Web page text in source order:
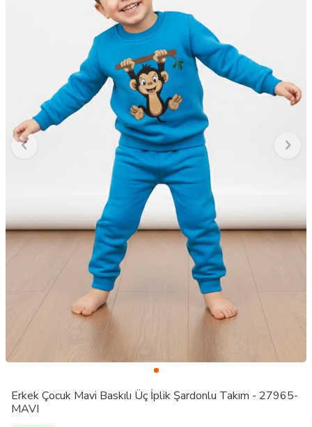
Erkek Çocuk Mavi Baskılı Üç İplik Şardonlu Takım - 27965-
MAVI